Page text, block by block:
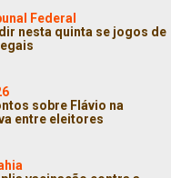
Federal
nesta quinta se jogos de
sobre Flávio na
entre eleitores